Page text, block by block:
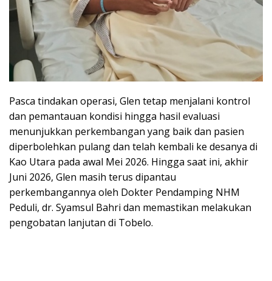
Pasca tindakan operasi, Glen tetap menjalani kontrol
dan pemantauan kondisi hingga hasil evaluasi
menunjukkan perkembangan yang baik dan pasien
diperbolehkan pulang dan telah kembali ke desanya di
Kao Utara pada awal Mei 2026. Hingga saat ini, akhir
Juni 2026, Glen masih terus dipantau
perkembangannya oleh Dokter Pendamping NHM
Peduli, dr. Syamsul Bahri dan memastikan melakukan
pengobatan lanjutan di Tobelo.